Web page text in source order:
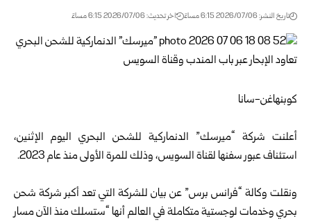
تاريخ النشر: 2026/07/06 6:15 مساءً اخر تحديث: 2026/07/06 6:15 مساءً
كوبنهاغن-سانا
أعلنت شركة “ميرسك” الدنماركية للشحن البحري اليوم الإثنين،
استئناف عبور سفنها لقناة السويس، وذلك للمرة الأولى منذ عام 2023.
ونقلت وكالة “فرانس برس” عن بيان للشركة التي تعد أكبر شركة شحن
بحري وخدمات لوجستية متكاملة في العالم أنها “ستسلك منذ الآن مسار